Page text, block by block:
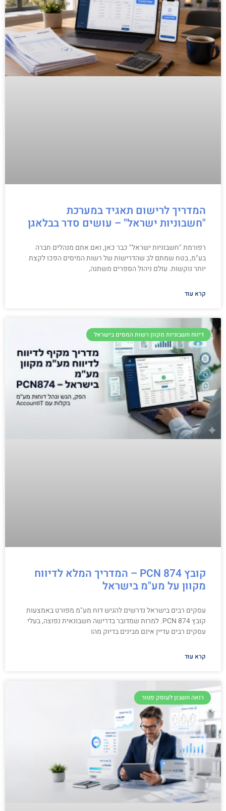
המדריך לרישום תאגיד במערכת
"חשבוניות ישראל" – עושים סדר בבלאגן
רפורמת "חשבוניות ישראל" כבר כאן, ואם אתם מנהלים חברה
בע"מ, בטח שמתם לב שהדרישות של רשות המיסים הפכו לקצת
יותר נוקשות. עולם ניהול הספרים משתנה,
קרא עוד
דיווח חשבוניות מקוון רשות המסים בישראל
קובץ PCN 874 – המדריך המלא לדיווח
מקוון על מע"מ בישראל
עסקים רבים בישראל נדרשים להגיש דוח מע"מ מפורט באמצעות
קובץ PCN 874. למרות שמדובר בדרישה חשבונאית נפוצה, בעלי
עסקים רבים עדיין אינם מבינים בדיוק מהו
קרא עוד
רואה חשבון לעוסק פטור